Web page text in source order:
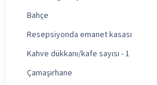
Bahçe
Resepsiyonda emanet kasası
Kahve dükkanı/kafe sayısı - 1
Çamaşırhane